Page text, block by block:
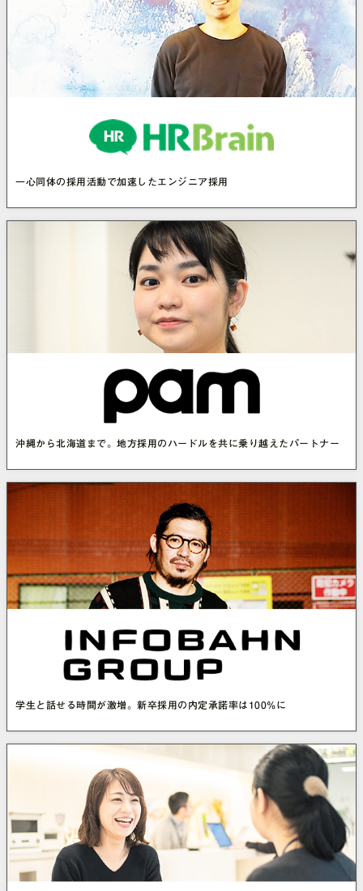
一心同体の採用活動で加速したエンジニア採用
沖縄から北海道まで。地方採用のハードルを共に乗り越えたパートナー
学生と話せる時間が激増。新卒採用の内定承諾率は100%に